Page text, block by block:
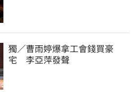
獨／曹雨婷爆拿工會錢買豪
宅　李亞萍發聲